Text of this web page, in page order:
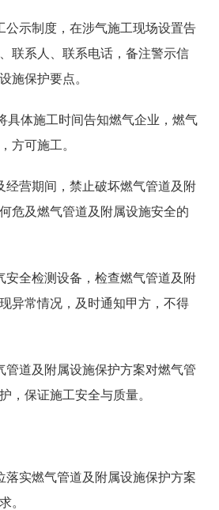
公示制度，在涉气施工现场设置告
联系人、联系电话，备注警示信
施保护要点。
具体施工时间告知燃气企业，燃气
方可施工。
经营期间，禁止破坏燃气管道及附
危及燃气管道及附属设施安全的
安全检测设备，检查燃气管道及附
异常情况，及时通知甲方，不得
管道及附属设施保护方案对燃气管
，保证施工安全与质量。
落实燃气管道及附属设施保护方案
。